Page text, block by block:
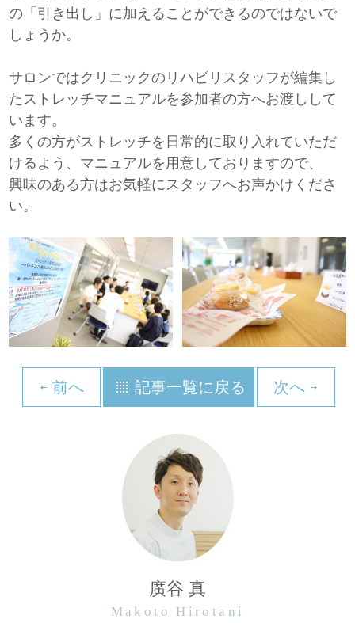
の「引き出し」に加えることができるのではないで
しょうか。
サロンではクリニックのリハビリスタッフが編集し
たストレッチマニュアルを参加者の方へお渡しして
います。
多くの方がストレッチを日常的に取り入れていただ
けるよう、マニュアルを用意しておりますので、
興味のある方はお気軽にスタッフへお声かけくださ
い。
前へ 記事一覧に戻る 次へ
廣谷 真
Makoto Hirotani